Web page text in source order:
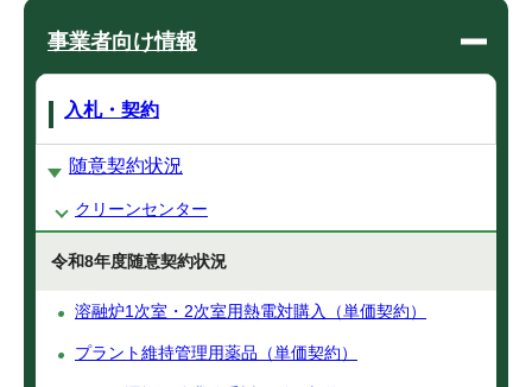
事業者向け情報
入札・契約
随意契約状況
クリーンセンター
令和8年度随意契約状況
溶融炉1次室・2次室用熱電対購入（単価契約）
プラント維持管理用薬品（単価契約）